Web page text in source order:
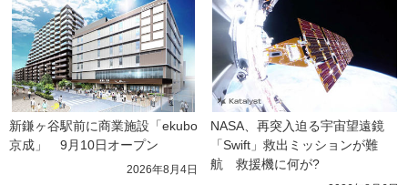
新鎌ヶ谷駅前に商業施設「ekubo
京成」　9月10日オープン
2026年8月4日
NASA、再突入迫る宇宙望遠鏡
「Swift」救出ミッションが難
航　救援機に何が?